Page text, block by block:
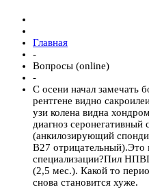
Главная
-
Вопросы (online)
-
С осени начал замечать
рентгене видно
узи колена видна
диагноз серонегативный
(анкилозирующий
В27 отрицательный).Это
специализации?Пил
(2,5 мес.). Какой то
снова становится хуже.